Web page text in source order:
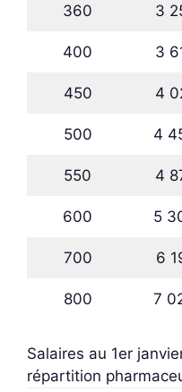
360 3
400 3
450 4
500 4
550 4
600 5
700 6
800 7
Salaires au 1er
répartition